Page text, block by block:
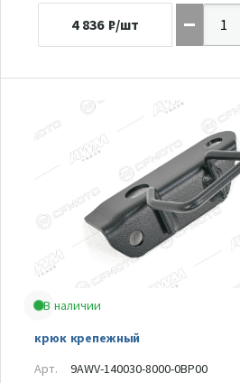
4 836 ₽/шт
В наличии
крюк крепежный
Арт.
9AWV-140030-8000-0BP00